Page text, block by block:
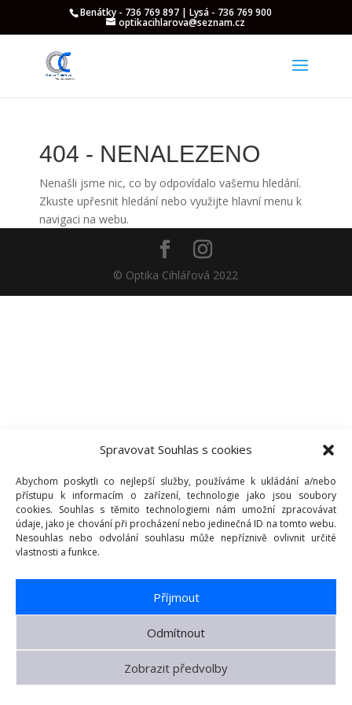
Spravovat Souhlas s cookies
Abychom poskytli co nejlepší služby, používáme k ukládání a/nebo
přístupu k informacím o zařízení, technologie jako jsou soubory
cookies. Souhlas s těmito technologiemi nám umožní zpracovávat
údaje, jako je chování při procházení nebo jedinečná ID na tomto webu.
Nesouhlas nebo odvolání souhlasu může nepříznivě ovlivnit určité
vlastnosti a funkce.
Příjmout
Odmítnout
Zobrazit předvolby
Benátky - 736 769 897 | Lysá - 736 769 900
optikacihlarova@seznam.cz
404 - NENALEZENO
Nenašli jsme nic, co by odpovídalo vašemu hledání.
Zkuste upřesnit hledání nebo využijte hlavní menu k
navigaci na webu.
© Optika Cihlářová 2022